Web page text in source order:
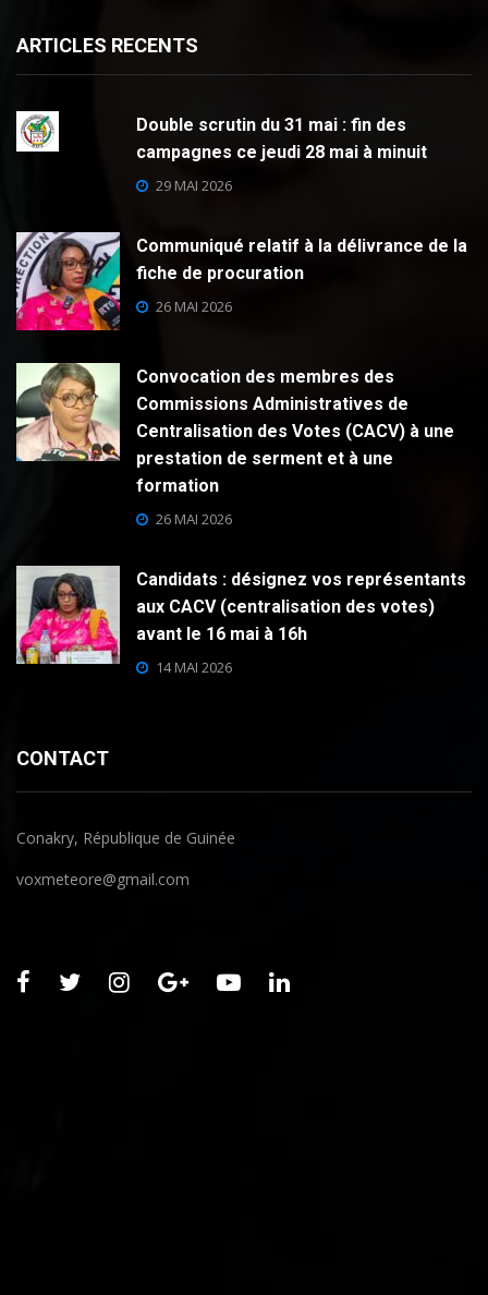
ARTICLES RECENTS
Double scrutin du 31 mai : fin des
campagnes ce jeudi 28 mai à minuit
29 MAI 2026
Communiqué relatif à la délivrance de la
fiche de procuration
26 MAI 2026
Convocation des membres des
Commissions Administratives de
Centralisation des Votes (CACV) à une
prestation de serment et à une
formation
26 MAI 2026
Candidats : désignez vos représentants
aux CACV (centralisation des votes)
avant le 16 mai à 16h
14 MAI 2026
CONTACT
Conakry, République de Guinée
voxmeteore@gmail.com